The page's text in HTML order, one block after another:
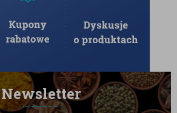
Newsletter